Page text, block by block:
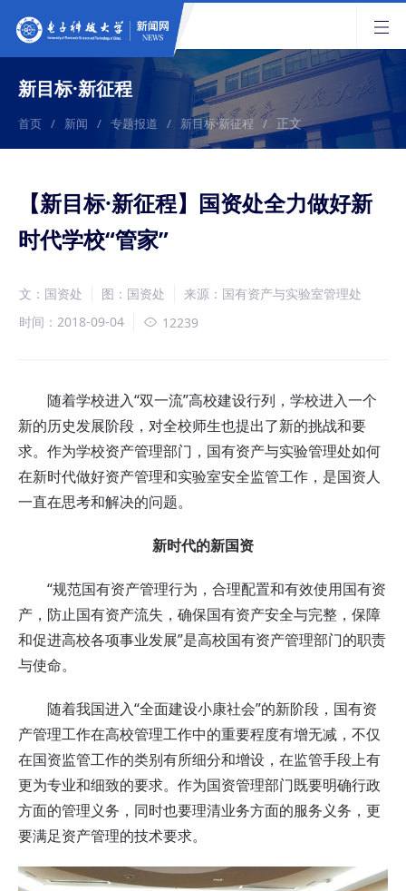
新目标·新征程
首页 / 新闻 / 专题报道 / 新目标·新征程 / 正文
【新目标·新征程】国资处全力做好新
时代学校“管家”
文：国资处 图：国资处
来源：国有资产与实验室管理处
时间：2018-09-04
12239
随着学校进入“双一流”高校建设行列，学校进入一个
新的历史发展阶段，对全校师生也提出了新的挑战和要
求。作为学校资产管理部门，国有资产与实验管理处如何
在新时代做好资产管理和实验室安全监管工作，是国资人
一直在思考和解决的问题。
新时代的新国资
“规范国有资产管理行为，合理配置和有效使用国有资
产，防止国有资产流失，确保国有资产安全与完整，保障
和促进高校各项事业发展”是高校国有资产管理部门的职责
与使命。
随着我国进入“全面建设小康社会”的新阶段，国有资
产管理工作在高校管理工作中的重要程度有增无减，不仅
在国资监管工作的类别有所细分和增设，在监管手段上有
更为专业和细致的要求。作为国资管理部门既要明确行政
方面的管理义务，同时也要理清业务方面的服务义务，更
要满足资产管理的技术要求。